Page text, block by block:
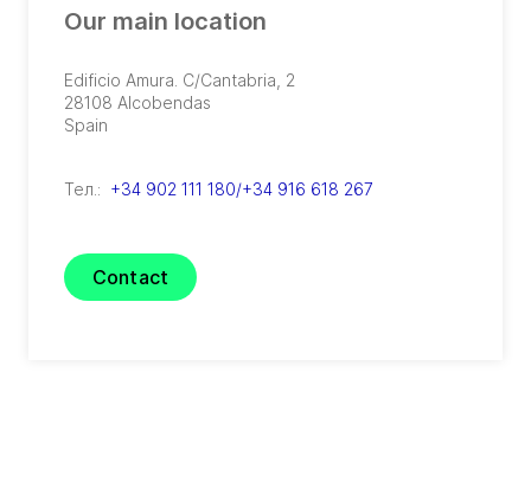
Our main location
Edificio Amura. C/Cantabria, 2
28108 Alcobendas
Spain
Тел.: +34 902 111 180/+34 916 618 267
Contact